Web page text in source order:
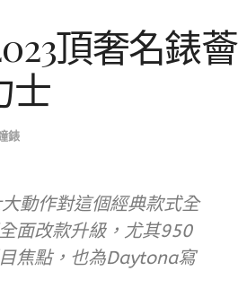
頂奢名錶薈
士
錶
動作對這個經典款式全
面改款升級，尤其950
焦點，也為Daytona寫